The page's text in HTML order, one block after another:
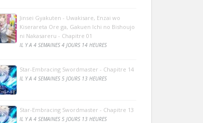
Jinsei Gyakuten - Uwakisare, Enzai wo
Kiserareta Ore ga, Gakuen Ichi no Bishoujo
ni Nakasareru - Chapitre 01
IL Y A 4 SEMAINES 4 JOURS 14 HEURES
Star-Embracing Swordmaster - Chapitre 14
IL Y A 4 SEMAINES 5 JOURS 13 HEURES
Star-Embracing Swordmaster - Chapitre 13
IL Y A 4 SEMAINES 5 JOURS 13 HEURES